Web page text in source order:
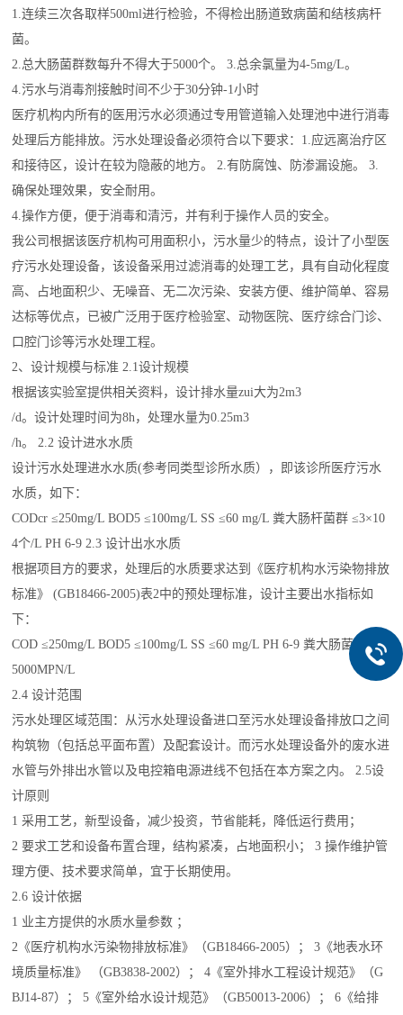
1.连续三次各取样500ml进行检验，不得检出肠道致病菌和结核病杆
菌。
2.总大肠菌群数每升不得大于5000个。 3.总余氯量为4-5mg/L。
4.污水与消毒剂接触时间不少于30分钟-1小时
医疗机构内所有的医用污水必须通过专用管道输入处理池中进行消毒
处理后方能排放。污水处理设备必须符合以下要求：1.应远离治疗区
和接待区，设计在较为隐蔽的地方。 2.有防腐蚀、防渗漏设施。 3.
确保处理效果，安全耐用。
4.操作方便，便于消毒和清污，并有利于操作人员的安全。
我公司根据该医疗机构可用面积小，污水量少的特点，设计了小型医
疗污水处理设备，该设备采用过滤消毒的处理工艺，具有自动化程度
高、占地面积少、无噪音、无二次污染、安装方便、维护简单、容易
达标等优点，已被广泛用于医疗检验室、动物医院、医疗综合门诊、
口腔门诊等污水处理工程。
2、设计规模与标准 2.1设计规模
根据该实验室提供相关资料，设计排水量zui大为2m3
/d。设计处理时间为8h，处理水量为0.25m3
/h。 2.2 设计进水水质
设计污水处理进水水质(参考同类型诊所水质），即该诊所医疗污水
水质，如下：
CODcr ≤250mg/L BOD5 ≤100mg/L SS ≤60 mg/L 粪大肠杆菌群 ≤3×10
4个/L PH 6-9 2.3 设计出水水质
根据项目方的要求，处理后的水质要求达到《医疗机构水污染物排放
标准》 (GB18466-2005)表2中的预处理标准，设计主要出水指标如
下：
COD ≤250mg/L BOD5 ≤100mg/L SS ≤60 mg/L PH 6-9 粪大肠菌群数 ≤
5000MPN/L
2.4 设计范围
污水处理区域范围：从污水处理设备进口至污水处理设备排放口之间
构筑物（包括总平面布置）及配套设计。而污水处理设备外的废水进
水管与外排出水管以及电控箱电源进线不包括在本方案之内。 2.5设
计原则
1 采用工艺，新型设备，减少投资，节省能耗，降低运行费用；
2 要求工艺和设备布置合理，结构紧凑，占地面积小； 3 操作维护管
理方便、技术要求简单，宜于长期使用。
2.6 设计依据
1 业主方提供的水质水量参数 ；
2《医疗机构水污染物排放标准》（GB18466-2005）； 3《地表水环
境质量标准》 （GB3838-2002）； 4《室外排水工程设计规范》（G
BJ14-87）； 5《室外给水设计规范》（GB50013-2006）； 6《给排